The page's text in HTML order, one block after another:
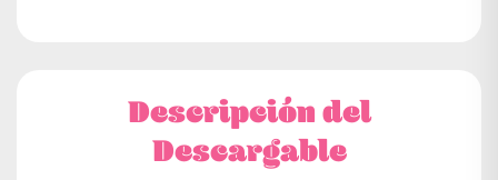
Descripción del
Descargable